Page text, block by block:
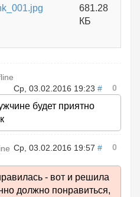
681.28
КБ
Ср, 03.02.2016 19:23 # 0
будет приятно
Ср, 03.02.2016 19:57 # 0
- вот и решила
должно понравиться,